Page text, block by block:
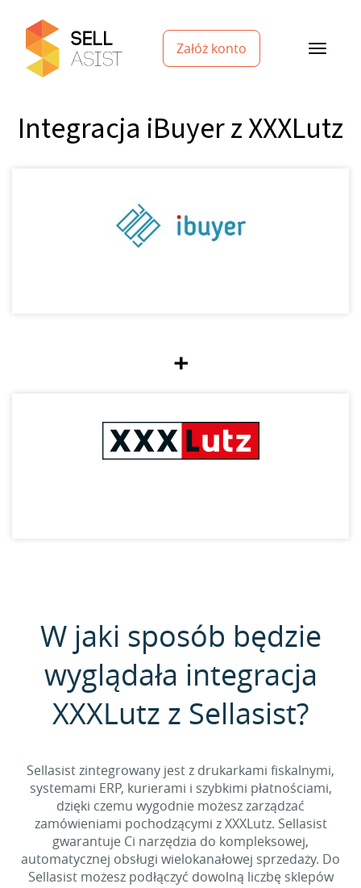
Załóż konto
Integracja iBuyer z XXXLutz
+
W jaki sposób będzie
wyglądała integracja
XXXLutz z Sellasist?
Sellasist zintegrowany jest z drukarkami fiskalnymi,
systemami ERP, kurierami i szybkimi płatnościami,
dzięki czemu wygodnie możesz zarządzać
zamówieniami pochodzącymi z XXXLutz. Sellasist
gwarantuje Ci narzędzia do kompleksowej,
automatycznej obsługi wielokanałowej sprzedaży. Do
Sellasist możesz podłączyć dowolną liczbę sklepów